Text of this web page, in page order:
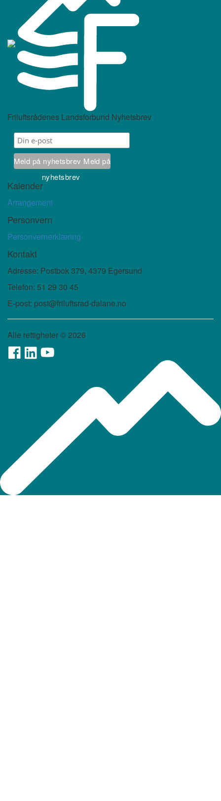
Friluftsrådenes Landsforbund Nyhetsbrev
Meld på nyhetsbrev Meld på
nyhetsbrev
Kalender
Arrangement
Personvern
Personvernerklæring
Kontakt
Adresse: Postbok 379, 4379 Egersund
Telefon: 51 29 30 45
E-post: post@friluftsrad-dalane.no
Alle rettigheter ©2026